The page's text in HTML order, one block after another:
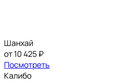
Шанхай
от 10 425 ₽
Посмотреть
Калибо